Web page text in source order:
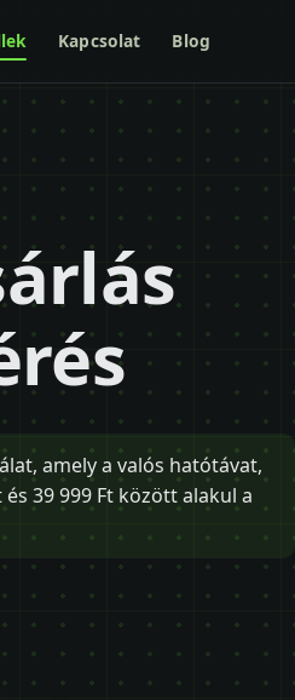
Kapcsolat Blog
amely a valós hatótávat,
39 999 Ft között alakul a